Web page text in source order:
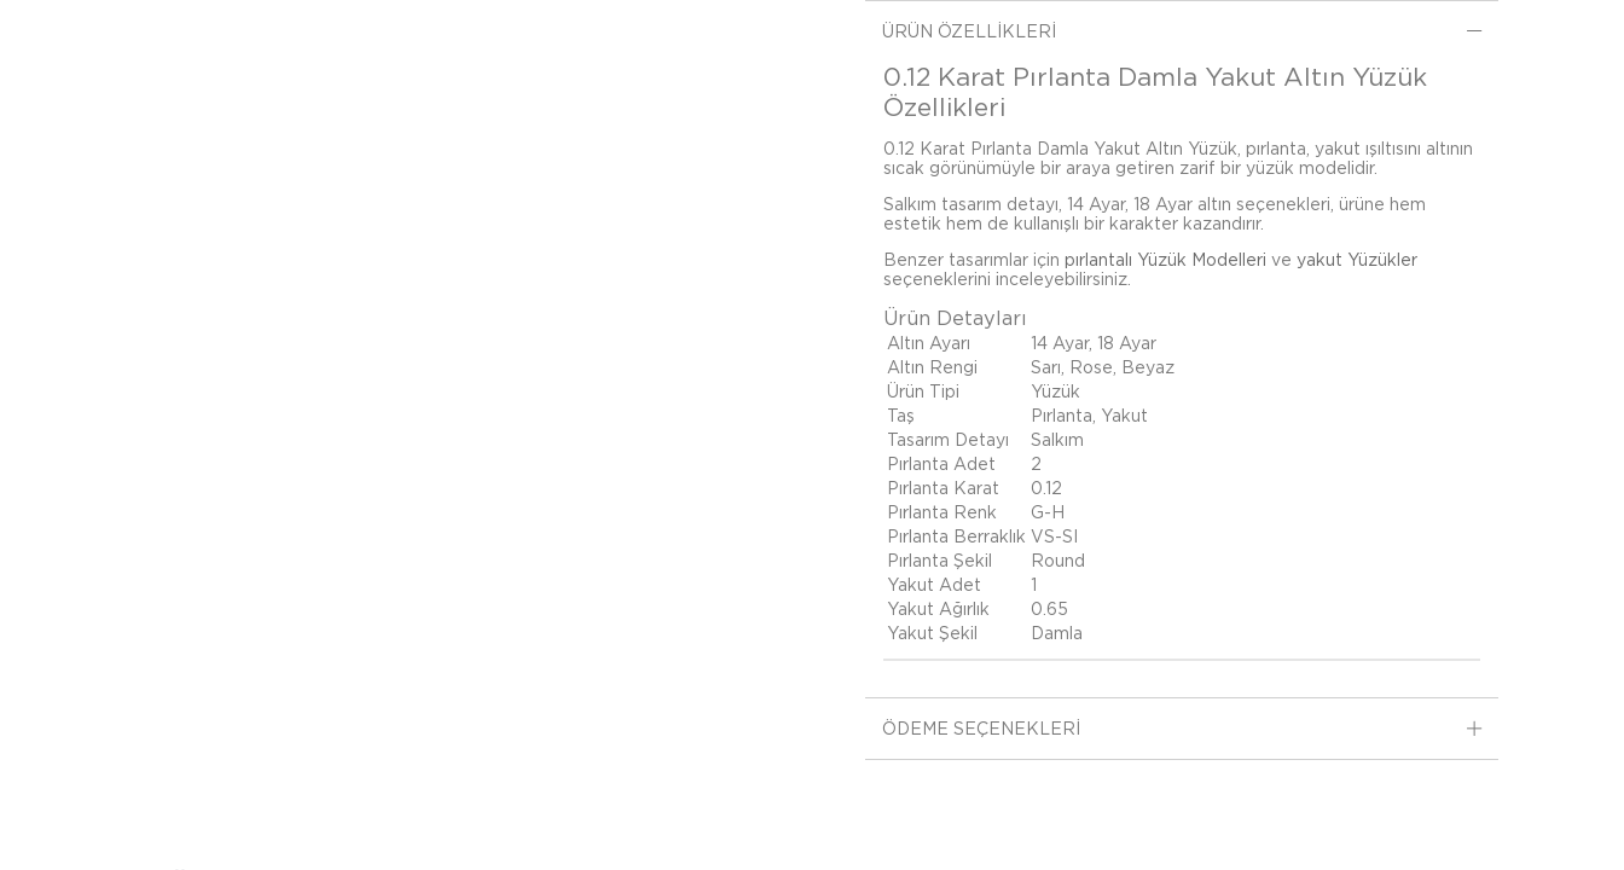
ÜRÜN ÖZELLIKLERI
0.12 Karat Pırlanta Damla Yakut Altın Yüzük
Özellikleri
0.12 Karat Pırlanta Damla Yakut Altın Yüzük, pırlanta, yakut ışıltısını altının
sıcak görünümüyle bir araya getiren zarif bir yüzük modelidir.
Salkım tasarım detayı, 14 Ayar, 18 Ayar altın seçenekleri, ürüne hem
estetik hem de kullanışlı bir karakter kazandırır.
Benzer tasarımlar için pırlantalı Yüzük Modelleri ve yakut Yüzükler
seçeneklerini inceleyebilirsiniz.
Ürün Detayları
Altın Ayarı
14 Ayar, 18 Ayar
Altın Rengi
Sarı, Rose, Beyaz
Ürün Tipi
Yüzük
Taş
Pırlanta, Yakut
Tasarım Detayı
Salkım
Pırlanta Adet
2
Pırlanta Karat
0.12
Pırlanta Renk
G-H
Pırlanta Berraklık VS-SI
Pırlanta Şekil
Round
Yakut Adet
1
Yakut Ağırlık
0.65
Yakut Şekil
Damla
ÖDEME SEÇENEKLERI